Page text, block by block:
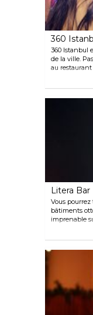
360
360 Istanbul
de la ville.
au
vous
de finir la
Litera Bar
Vous
bâtiments
imprenable
Malgré leur